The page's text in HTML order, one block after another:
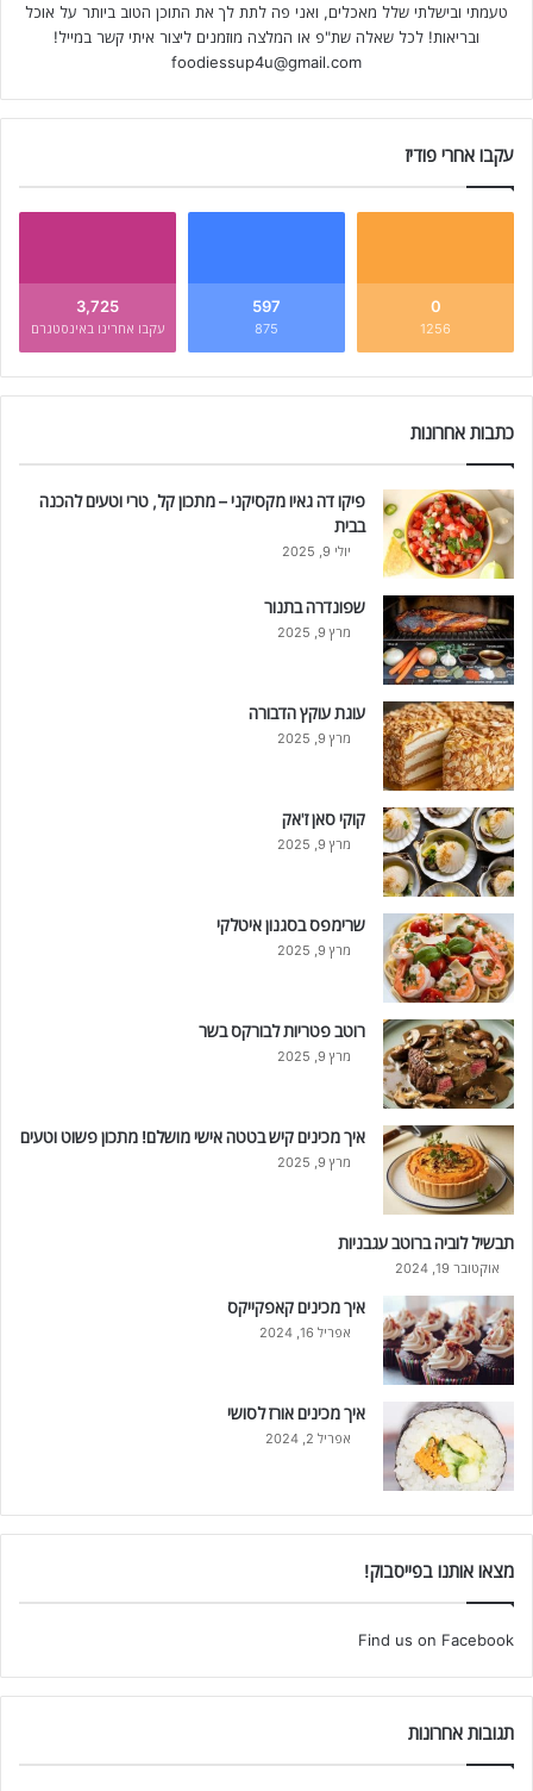
טעמתי ובישלתי שלל מאכלים, ואני פה לתת לך את התוכן הטוב ביותר על אוכל
ובריאות! לכל שאלה שת"פ או המלצה מוזמנים ליצור איתי קשר במייל!
foodiessup4u@gmail.com
עקבו אחרי פודיז
0
1256
597
875
3,725
עקבו אחרינו באינסטגרם
כתבות אחרונות
פיקו דה גאיו מקסיקני – מתכון קל, טרי וטעים להכנה
בבית
יולי 9, 2025
שפונדרה בתנור
מרץ 9, 2025
עוגת עוקץ הדבורה
מרץ 9, 2025
קוקי סאן ז'אק
מרץ 9, 2025
שרימפס בסגנון איטלקי
מרץ 9, 2025
רוטב פטריות לבורקס בשר
מרץ 9, 2025
איך מכינים קיש בטטה אישי מושלם! מתכון פשוט וטעים
מרץ 9, 2025
תבשיל לוביה ברוטב עגבניות
אוקטובר 19, 2024
איך מכינים קאפקייקס
אפריל 16, 2024
איך מכינים אורז לסושי
אפריל 2, 2024
מצאו אותנו בפייסבוק!
Find us on Facebook
תגובות אחרונות